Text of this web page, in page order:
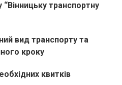
“Вінницьку транспортну
вид транспорту та
кроку
квитків